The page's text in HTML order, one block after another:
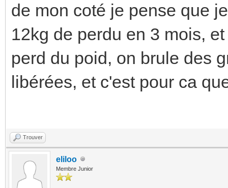
de mon coté je pense que
12kg de perdu en 3 mois,
perd du poid, on brule des
libérées, et c'est pour ca
Trouver
eliloo
Membre Junior